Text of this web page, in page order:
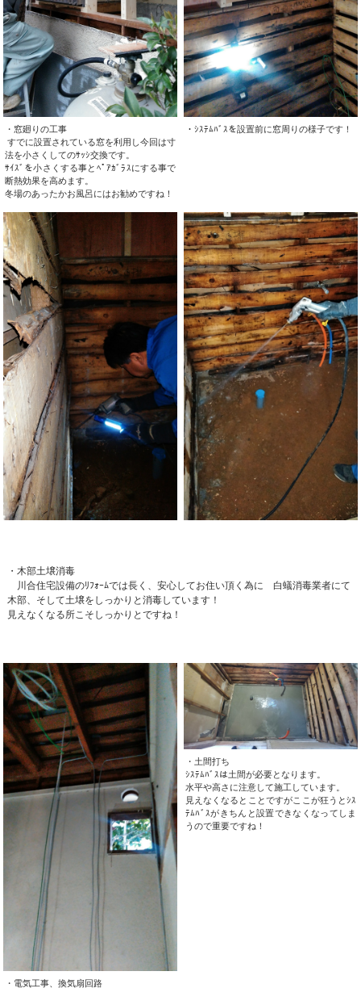
・窓廻りの工事
すでに設置されている窓を利用し今回は寸
法を小さくしてのｻｯｼ交換です。
ｻｲｽﾞを小さくする事とﾍﾟｱｶﾞﾗｽにする事で
断熱効果を高めます。
冬場のあったかお風呂にはお勧めですね！
・ｼｽﾃﾑﾊﾞｽを設置前に窓周りの様子です！
・木部土壌消毒
川合住宅設備のﾘﾌｫｰﾑでは長く、安心してお住い頂く為に 白蟻消毒業者にて
木部、そして土壌をしっかりと消毒しています！
見えなくなる所こそしっかりとですね！
・電気工事、換気扇回路
・土間打ち
ｼｽﾃﾑﾊﾞｽは土間が必要となります。
水平や高さに注意して施工しています。
見えなくなるとことですがここが狂うとｼｽ
ﾃﾑﾊﾞｽがきちんと設置できなくなってしま
うので重要ですね！